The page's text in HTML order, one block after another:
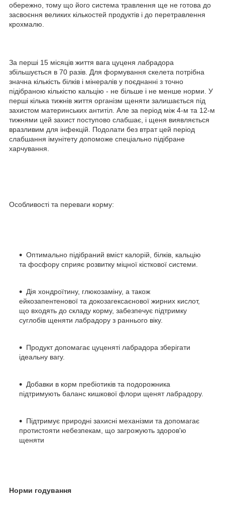
обережно, тому що його система травлення ще не готова до
засвоєння великих кількостей продуктів і до перетравлення
крохмалю.
За перші 15 місяців життя вага цуценя лабрадора
збільшується в 70 разів. Для формування скелета потрібна
значна кількість білків і мінералів у поєднанні з точно
підібраною кількістю кальцію - не більше і не менше норми. У
перші кілька тижнів життя організм щеняти залишається під
захистом материнських антитіл. Але за період між 4-м та 12-м
тижнями цей захист поступово слабшає, і щеня виявляється
вразливим для інфекцій. Подолати без втрат цей період
слабшання імунітету допоможе спеціально підібране
харчування.
Особливості та переваги корму:
Оптимально підібраний вміст калорій, білків, кальцію
та фосфору сприяє розвитку міцної кісткової системи.
Дія хондроїтину, глюкозаміну, а також
ейкозапентенової та докозагексаєнової жирних кислот,
що входять до складу корму, забезпечує підтримку
суглобів щеняти лабрадору з раннього віку.
Продукт допомагає цуценяті лабрадора зберігати
ідеальну вагу.
Добавки в корм пребіотиків та подорожника
підтримують баланс кишкової флори щенят лабрадору.
Підтримує природні захисні механізми та допомагає
протистояти небезпекам, що загрожують здоров'ю
щеняти
Норми годування